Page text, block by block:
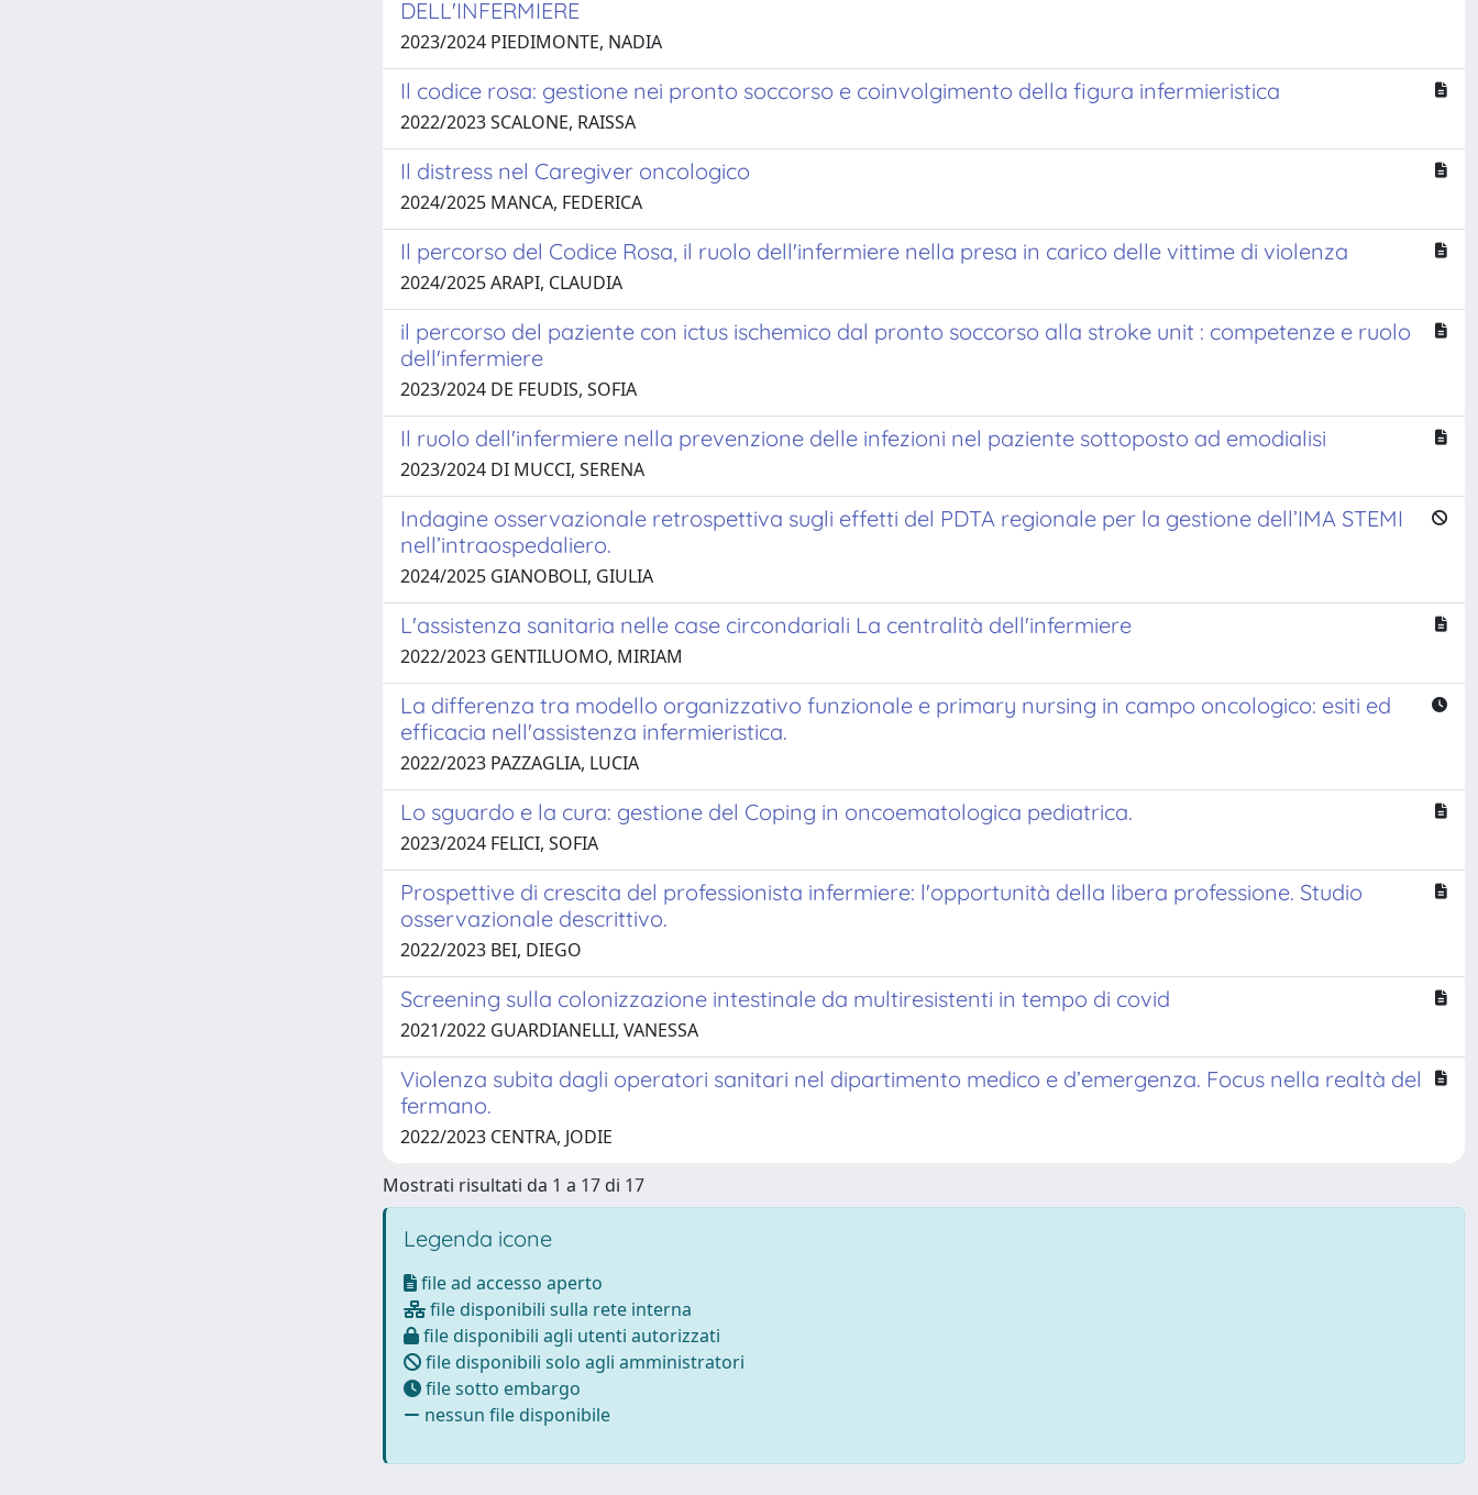
DELL'INFERMIERE
2023/2024 PIEDIMONTE, NADIA
Il codice rosa: gestione nei pronto soccorso e coinvolgimento della figura infermieristica
2022/2023 SCALONE, RAISSA
Il distress nel Caregiver oncologico
2024/2025 MANCA, FEDERICA
Il percorso del Codice Rosa, il ruolo dell'infermiere nella presa in carico delle vittime di violenza
2024/2025 ARAPI, CLAUDIA
il percorso del paziente con ictus ischemico dal pronto soccorso alla stroke unit : competenze e ruolo
dell'infermiere
2023/2024 DE FEUDIS, SOFIA
Il ruolo dell'infermiere nella prevenzione delle infezioni nel paziente sottoposto ad emodialisi
2023/2024 DI MUCCI, SERENA
Indagine osservazionale retrospettiva sugli effetti del PDTA regionale per la gestione dell’IMA STEMI
nell’intraospedaliero.
2024/2025 GIANOBOLI, GIULIA
L'assistenza sanitaria nelle case circondariali La centralità dell'infermiere
2022/2023 GENTILUOMO, MIRIAM
La differenza tra modello organizzativo funzionale e primary nursing in campo oncologico: esiti ed
efficacia nell'assistenza infermieristica.
2022/2023 PAZZAGLIA, LUCIA
Lo sguardo e la cura: gestione del Coping in oncoematologica pediatrica.
2023/2024 FELICI, SOFIA
Prospettive di crescita del professionista infermiere: l'opportunità della libera professione. Studio
osservazionale descrittivo.
2022/2023 BEI, DIEGO
Screening sulla colonizzazione intestinale da multiresistenti in tempo di covid
2021/2022 GUARDIANELLI, VANESSA
Violenza subita dagli operatori sanitari nel dipartimento medico e d’emergenza. Focus nella realtà del
fermano.
2022/2023 CENTRA, JODIE
Mostrati risultati da 1 a 17 di 17
Legenda icone
file ad accesso aperto
file disponibili sulla rete interna
file disponibili agli utenti autorizzati
file disponibili solo agli amministratori
file sotto embargo
nessun file disponibile